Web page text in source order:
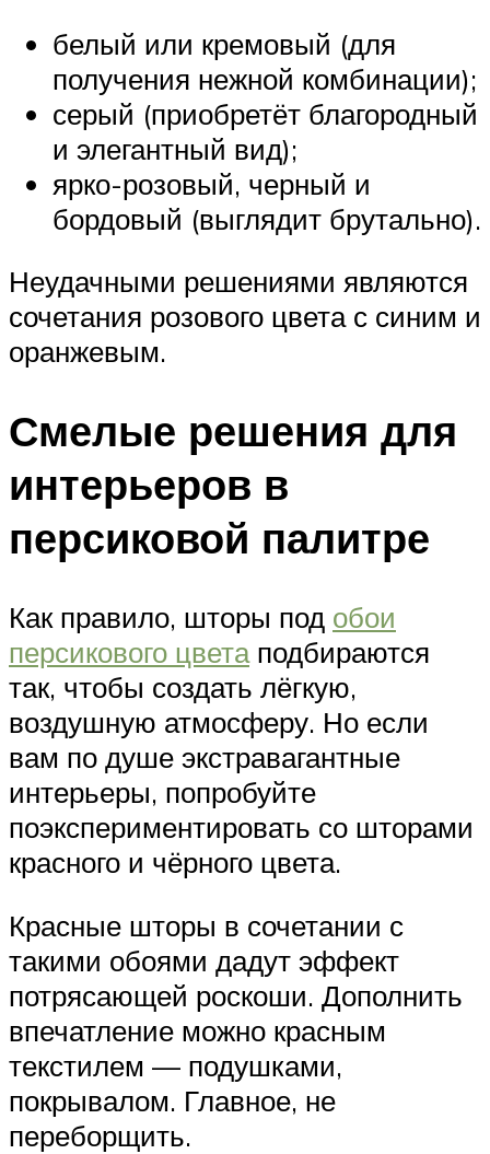
белый или кремовый (для
получения нежной комбинации);
серый (приобретёт благородный
и элегантный вид);
ярко-розовый, черный и
бордовый (выглядит брутально).
Неудачными решениями являются
сочетания розового цвета с синим и
оранжевым.
Смелые решения для
интерьеров в
персиковой палитре
Как правило, шторы под обои
персикового цветаподбираются
так, чтобы создать лёгкую,
воздушную атмосферу. Но если
вам по душе экстравагантные
интерьеры, попробуйте
поэкспериментировать со шторами
красного и чёрного цвета.
Красные шторы в сочетании с
такими обоями дадут эффект
потрясающей роскоши. Дополнить
впечатление можно красным
текстилем — подушками,
покрывалом. Главное, не
переборщить.